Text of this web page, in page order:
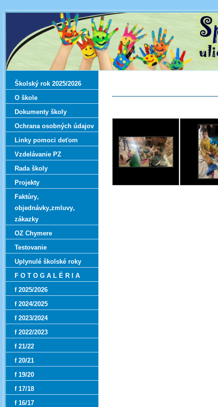
Školský rok 2025/2026
O škole
Dokumenty školy
Ochrana osobných údajov
Linky pomoci deťom
Vzdelávanie PZ
Rada školy
Projekty
Faktúry‚
objednávky‚zmluvy‚
zákazky
OZ Chymere
Testovanie
Uplynulé školské roky
F O T O G A L É R I A
f 2025/2026
f 2024/2025
f 2023/2024
f 2022/2023
f 21/22
f 20/21
f 19/20
f 17/18
f 16/17